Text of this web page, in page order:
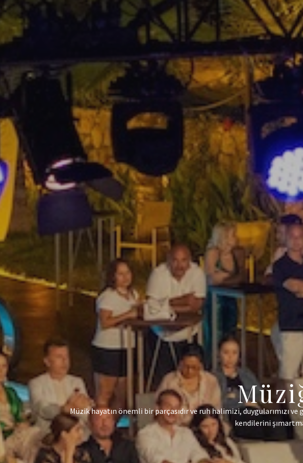
Müzik hayatın önemli bir parçasıdır ve ruh halimizi, duygularımızı
kendilerini